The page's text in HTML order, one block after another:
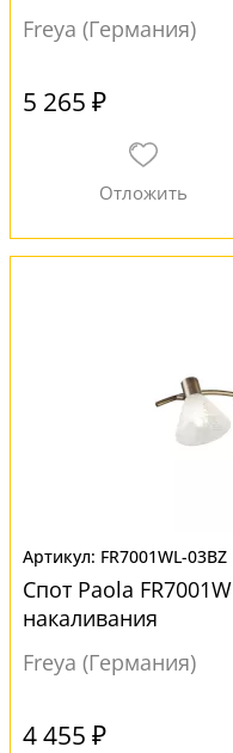
Freya (Германия)
5 265 ₽
FR7001WL-03BZ
Спот Paola
накаливания
Freya (Германия)
4 455 ₽